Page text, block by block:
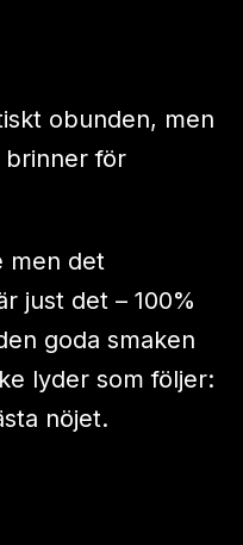
obunden, men
brinner för
men det
just det – 100%
goda smaken
lyder som följer:
nöjet.